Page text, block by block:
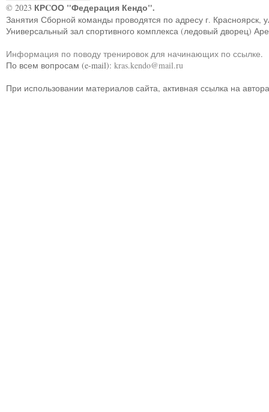
© 2023 КРCОО "Федерация Кендо".
Занятия Сборной команды проводятся по адресу г. Красноярск,
Универсальный зал спортивного комплекса (ледовый дворец)
Информация по поводу тренировок для начинающих по ссылке.
По всем вопросам (e-mail): kras.kendo@mail.ru
При использовании материалов сайта, активная ссылка на